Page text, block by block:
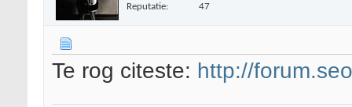
Reputatie: 47
Te rog citeste: http://